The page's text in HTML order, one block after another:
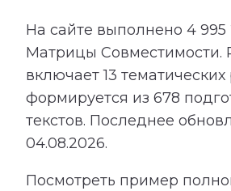
На сайте выполнено 4 995
Матрицы Совместимости.
включает13
формируется из 678
текстов. Последнее
04.08.2026.
Посмотреть пример